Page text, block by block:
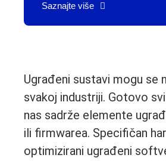
Saznajte više
Ugrađeni sustavi mogu se
svakoj industriji. Gotovo
nas sadrže elemente
ili firmwarea. Specifičan
optimizirani ugrađeni